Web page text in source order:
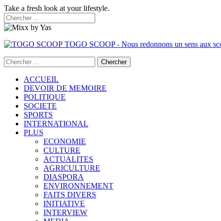
Take a fresh look at your lifestyle.
TOGO SCOOP - Nous redonnons un sens aux
ACCUEIL
DEVOIR DE MEMOIRE
POLITIQUE
SOCIETE
SPORTS
INTERNATIONAL
PLUS
ECONOMIE
CULTURE
ACTUALITES
AGRICULTURE
DIASPORA
ENVIRONNEMENT
FAITS DIVERS
INITIATIVE
INTERVIEW